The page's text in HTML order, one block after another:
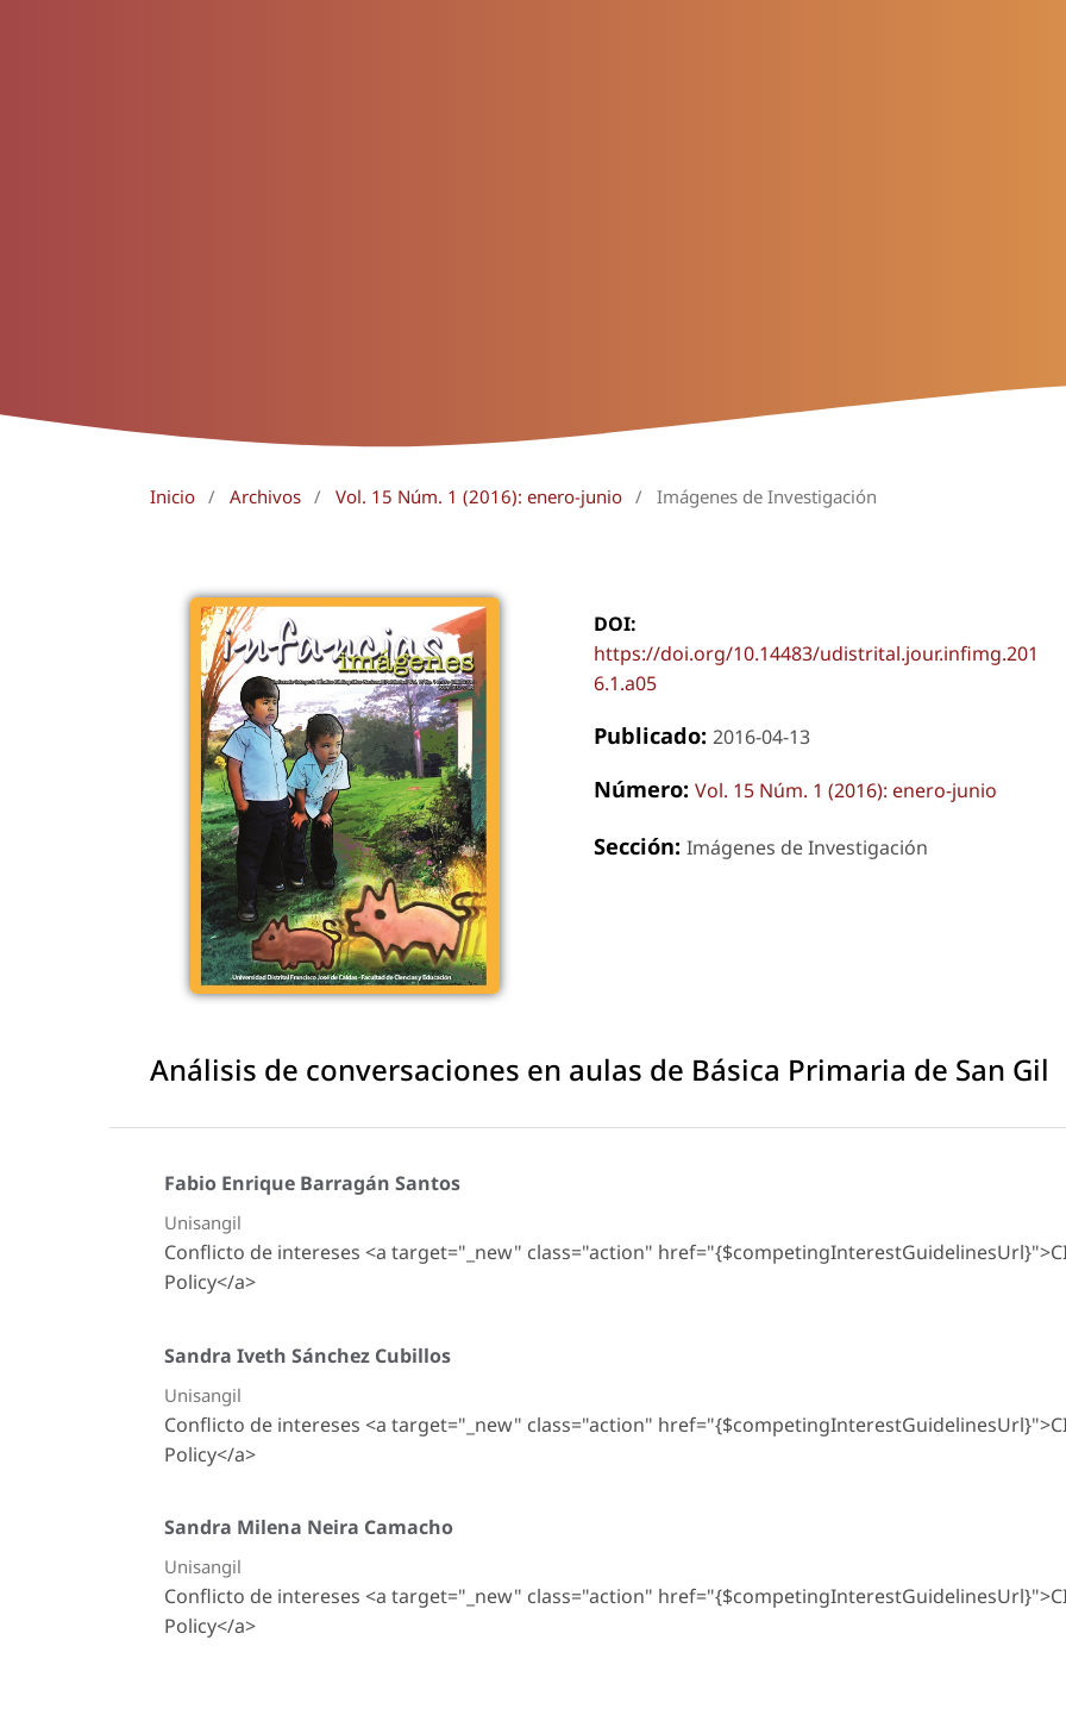
Inicio / Archivos / Vol. 15 Núm. 1 (2016): enero-junio / Imágenes de Investigación
DOI:
https://doi.org/10.14483/udistrital.jour.infimg.201
6.1.a05
Publicado: 2016-04-13
Número: Vol. 15 Núm. 1 (2016): enero-junio
Sección: Imágenes de Investigación
Análisis de conversaciones en aulas de Básica Primaria de San Gil
Fabio Enrique Barragán Santos
Unisangil
Conflicto de intereses <a target="_new" class="action"
Policy</a>
Sandra Iveth Sánchez Cubillos
Unisangil
Conflicto de intereses <a target="_new" class="action"
Policy</a>
Sandra Milena Neira Camacho
Unisangil
Conflicto de intereses <a target="_new" class="action"
Policy</a>